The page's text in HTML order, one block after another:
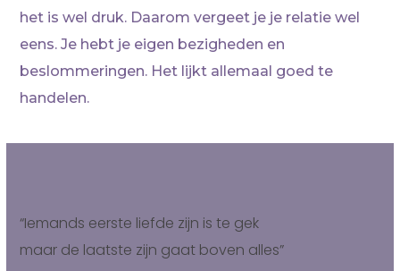
het is wel druk. Daarom vergeet je je relatie wel
eens. Je hebt je eigen bezigheden en
beslommeringen. Het lijkt allemaal goed te
handelen.
“Iemands eerste liefde zijn is te gek
maar de laatste zijn gaat boven alles”